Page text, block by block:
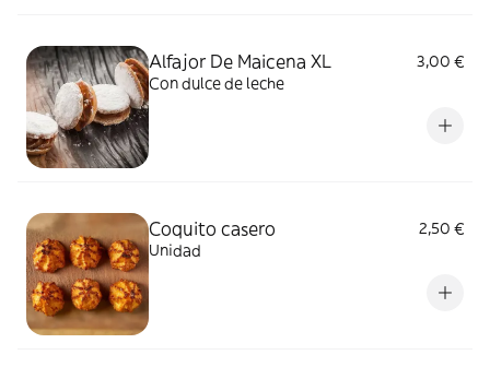
Alfajor De Maicena XL
3,00 €
Con dulce de leche
Coquito casero
2,50 €
Unidad